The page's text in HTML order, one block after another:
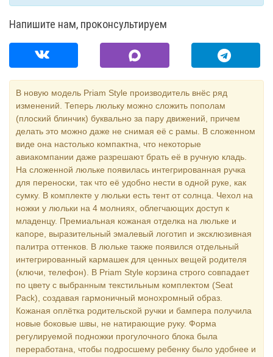
Напишите нам, проконсультируем
В новую модель Priam Style производитель внёс ряд
изменений. Теперь люльку можно сложить пополам
(плоский блинчик) буквально за пару движений, причем
делать это можно даже не снимая её с рамы. В сложенном
виде она настолько компактна, что некоторые
авиакомпании даже разрешают брать её в ручную кладь.
На сложенной люльке появилась интегрированная ручка
для переноски, так что её удобно нести в одной руке, как
сумку. В комплекте у люльки есть тент от солнца. Чехол на
ножки у люльки на 4 молниях, облегчающих доступ к
младенцу. Премиальная кожаная отделка на люльке и
капоре, выразительный эмалевый логотип и эксклюзивная
палитра оттенков. В люльке также появился отдельный
интегрированный кармашек для ценных вещей родителя
(ключи, телефон). В Priam Style корзина строго совпадает
по цвету с выбранным текстильным комплектом (Seat
Pack), создавая гармоничный монохромный образ.
Кожаная оплётка родительской ручки и бампера получила
новые боковые швы, не натирающие руку. Форма
регулируемой подножки прогулочного блока была
переработана, чтобы подросшему ребенку было удобнее и